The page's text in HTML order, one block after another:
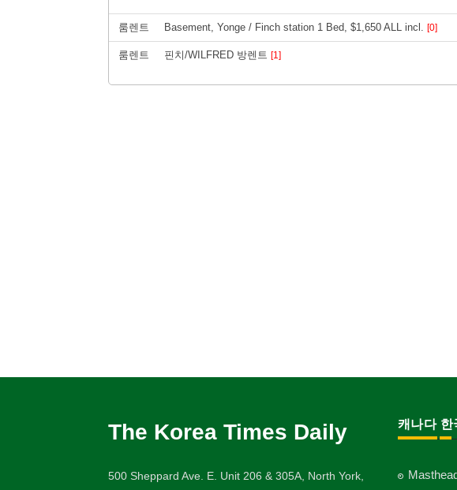
룸렌트 Basement, Yonge / Finch station 1 Bed, $1,650 ALL incl. [0]
룸렌트 핀치/WILFRED 방렌트 [1]
The Korea Times Daily
500 Sheppard Ave. E. Unit 206 & 305A, North York,
캐나다 한